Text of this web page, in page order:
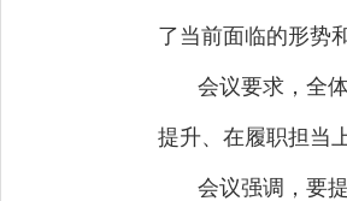
了当前面临的形势
会议要求，全
提升、在履职担当
会议强调，要